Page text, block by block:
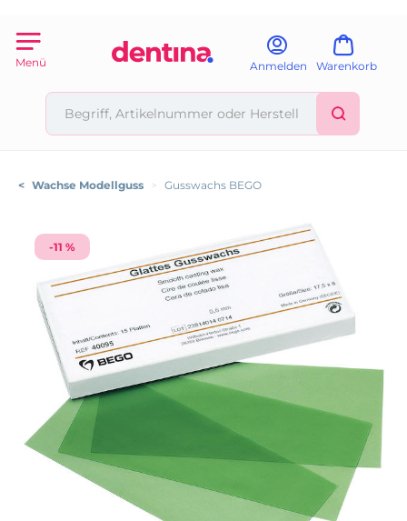
Menü Anmelden Warenkorb
< Wachse Modellguss > Gusswachs BEGO
-11 %